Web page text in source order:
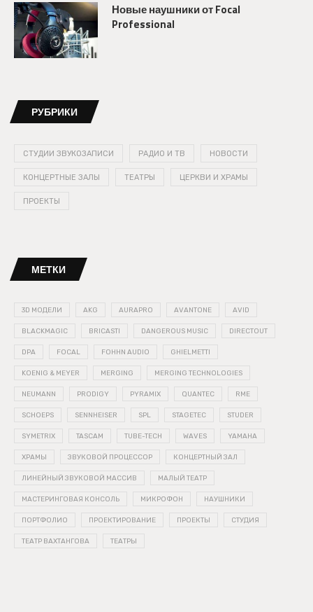
Новые наушники от Focal
Professional
РУБРИКИ
СТУДИИ ЗВУКОЗАПИСИ РАДИО И ТВ НОВОСТИ
КОНЦЕРТНЫЕ ЗАЛЫ ТЕАТРЫ ЦЕРКВИ И ХРАМЫ
ПРОЕКТЫ
МЕТКИ
3D МОДЕЛИ AKG AURAPRO AVANTONE AVID
BLACKMAGIC BRICASTI DANGEROUS MUSIC DIRECTOUT
DPA FOCAL FOHHN AUDIO GHIELMETTI
KOENIG & MEYER MERGING MERGING TECHNOLOGIES
NEUMANN PRODIGY PYRAMIX QUANTEC RME
SCHOEPS SENNHEISER SPL STAGETEC STUDER
SYMETRIX TASCAM TUBE-TECH WAVES YAMAHA
ХРАМЫ ЗВУКОВОЙ ПРОЦЕССОР КОНЦЕРТНЫЙ ЗАЛ
ЛИНЕЙНЫЙ ЗВУКОВОЙ МАССИВ МАЛЫЙ ТЕАТР
МАСТЕРИНГОВАЯ КОНСОЛЬ МИКРОФОН НАУШНИКИ
ПОРТФОЛИО ПРОЕКТИРОВАНИЕ ПРОЕКТЫ СТУДИЯ
ТЕАТР ВАХТАНГОВА ТЕАТРЫ